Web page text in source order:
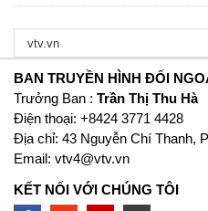
BAN TRUYỀN HÌNH ĐỐI
Trưởng Ban : Trần Thị Thu Hà
Ðiện thoại: +8424 3771 4428
Địa chỉ: 43 Nguyễn Chí Thanh,
Email: vtv4@vtv.vn
KẾT NỐI VỚI CHÚNG TÔI